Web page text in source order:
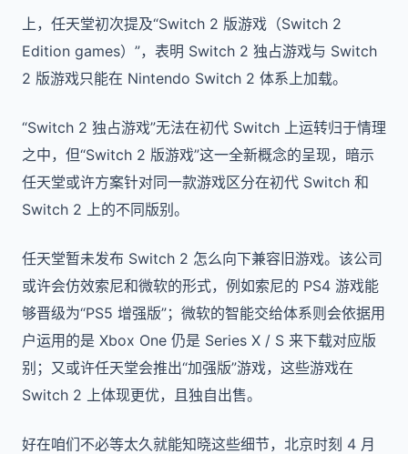
上，任天堂初次提及“Switch 2 版游戏（Switch 2
Edition games）”，表明 Switch 2 独占游戏与 Switch
2 版游戏只能在 Nintendo Switch 2 体系上加载。
“Switch 2 独占游戏”无法在初代 Switch 上运转归于情理
之中，但“Switch 2 版游戏”这一全新概念的呈现，暗示
任天堂或许方案针对同一款游戏区分在初代 Switch 和
Switch 2 上的不同版别。
任天堂暂未发布 Switch 2 怎么向下兼容旧游戏。该公司
或许会仿效索尼和微软的形式，例如索尼的 PS4 游戏能
够晋级为“PS5 增强版”；微软的智能交给体系则会依据用
户运用的是 Xbox One 仍是 Series X / S 来下载对应版
别；又或许任天堂会推出“加强版”游戏，这些游戏在
Switch 2 上体现更优，且独自出售。
好在咱们不必等太久就能知晓这些细节，北京时刻 4 月